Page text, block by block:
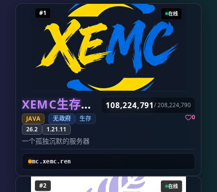
领地、无玩家保护，允许拆家、掠夺、自由
PVP，极致乱斗，适合喜欢高强度对抗、整活
的玩家。禁止一切作弊行为否则永久封禁IP。
建议最佳客户端版本为26.2，支持IP直连
服务器持续更新迭代、定期优化调整，用心打
造优质方块社区。
诚邀各路玩家入驻开荒，组队联机、休闲养
老、硬核红石、自由混战均可体验，欢迎进群
反馈建议、交流玩法，一同打造舒适稳定的游
戏世界！
服务器运行三年以来仅有飞行/会员v50永
久，没有花里胡哨的氪金内容
机器i9-13900ks游玩稳定流畅
全新钓鱼大赛
可视化旗帜
更多附魔
百种地貌
全新成就
完整商业
建筑师狂欢
-------------------------------------------------------
------ 可可西里主打纯生存玩法，百种地貌让
生存更加有趣，不喜欢花哨的玩法，但纯生
存也有瓶颈枯燥的阶段，所以通过材质加入
更多道具和武器让服务器能长期发展更新活
#1 在线
XEMC生存服务器
JAVA 无政府
生存
26.2
1.21.11
一个孤独沉默的服务器
108,224,791/ 208,224,790
0
mc.xemc.ren
#2 在线